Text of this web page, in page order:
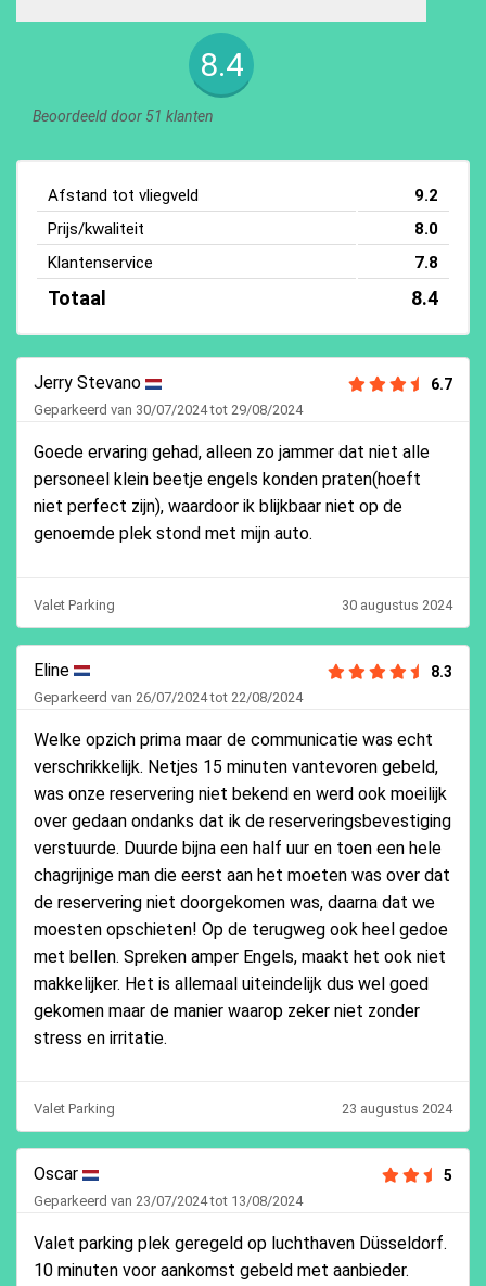
8.4
Beoordeeld door 51 klanten
Afstand tot vliegveld
9.2
Prijs/kwaliteit
8.0
Klantenservice
7.8
Totaal 8.4
Jerry Stevano 6.7
Geparkeerd van 30/07/2024 tot 29/08/2024
Goede ervaring gehad, alleen zo jammer dat niet alle
personeel klein beetje engels konden praten(hoeft
niet perfect zijn), waardoor ik blijkbaar niet op de
genoemde plek stond met mijn auto.
Valet Parking 30 augustus 2024
Eline 8.3
Geparkeerd van 26/07/2024 tot 22/08/2024
Welke opzich prima maar de communicatie was echt
verschrikkelijk. Netjes 15 minuten vantevoren gebeld,
was onze reservering niet bekend en werd ook moeilijk
over gedaan ondanks dat ik de reserveringsbevestiging
verstuurde. Duurde bijna een half uur en toen een hele
chagrijnige man die eerst aan het moeten was over dat
de reservering niet doorgekomen was, daarna dat we
moesten opschieten! Op de terugweg ook heel gedoe
met bellen. Spreken amper Engels, maakt het ook niet
makkelijker. Het is allemaal uiteindelijk dus wel goed
gekomen maar de manier waarop zeker niet zonder
stress en irritatie.
Valet Parking 23 augustus 2024
Oscar 5
Geparkeerd van 23/07/2024 tot 13/08/2024
Valet parking plek geregeld op luchthaven Düsseldorf.
10 minuten voor aankomst gebeld met aanbieder.